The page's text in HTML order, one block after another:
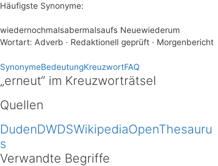
Häufigste Synonyme:
wiedernochmalsabermalsaufs Neuewiederum
Wortart: Adverb · Redaktionell geprüft · Morgenbericht
SynonymeBedeutungKreuzwortFAQ
„erneut“ im Kreuzworträtsel
Quellen
DudenDWDSWikipediaOpenThesauru
s
Verwandte Begriffe